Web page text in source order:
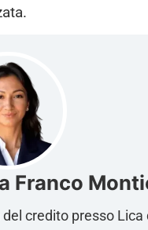
Franco
credito presso Lica